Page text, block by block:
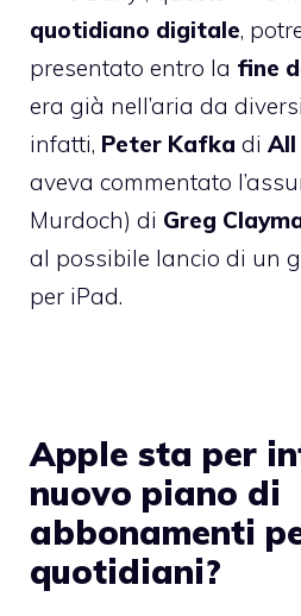
quotidiano digitale,
presentato entro la fine
era già nell’aria da
infatti, Peter Kafka di All
aveva commentato
Murdoch) di Greg
al possibile lancio di un
per iPad.
Apple sta per
nuovo piano di
abbonamenti
quotidiani?